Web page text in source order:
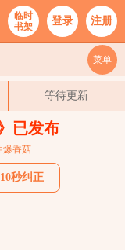
临时
书架
登录 注册
菜单
等待更新
已发布
爆香菇
10秒纠正